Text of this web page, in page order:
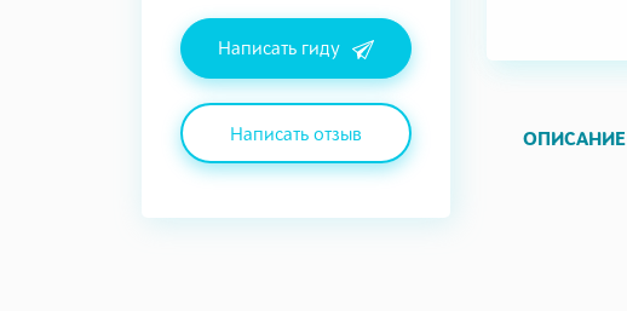
Написать гиду
Написать отзыв ОПИСАНИЕ